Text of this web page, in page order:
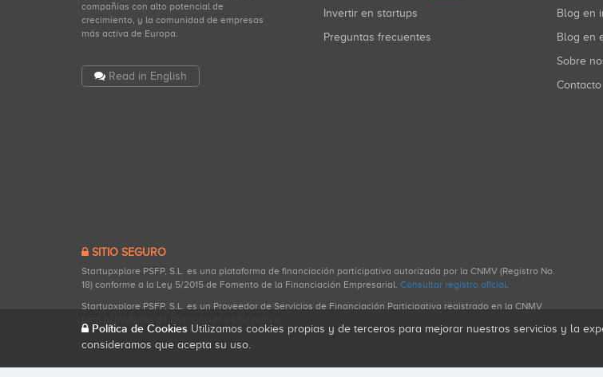
compañías con alto potencial de
crecimiento, y la comunidad de empresas
más activa de Europa.
Read in English
Invertir en startups
Preguntas frecuentes
Blog en
Blog en
Sobre
Contacto
SITIO SEGURO
Startupxplore PSFP, S.L. es una plataforma de financiación participativa autorizada por la CNMV (Registro No.
18) conforme a la Ley 5/2015 de Fomento de la Financiación Empresarial. Consultar registro oficial.
Startupxplore PSFP, S.L. es un Proveedor de Servicios de Financiación Participativa registrado en la CNMV
Política de Cookies Utilizamos cookies propias y de terceros para mejorar nuestros servicios y la
consideramos que acepta su uso.